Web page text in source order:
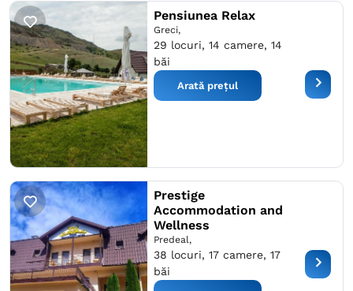
Pensiunea Relax
Greci,
29 locuri, 14 camere, 14
băi
Arată prețul
Prestige
Accommodation and
Wellness
Predeal,
38 locuri, 17 camere, 17
băi